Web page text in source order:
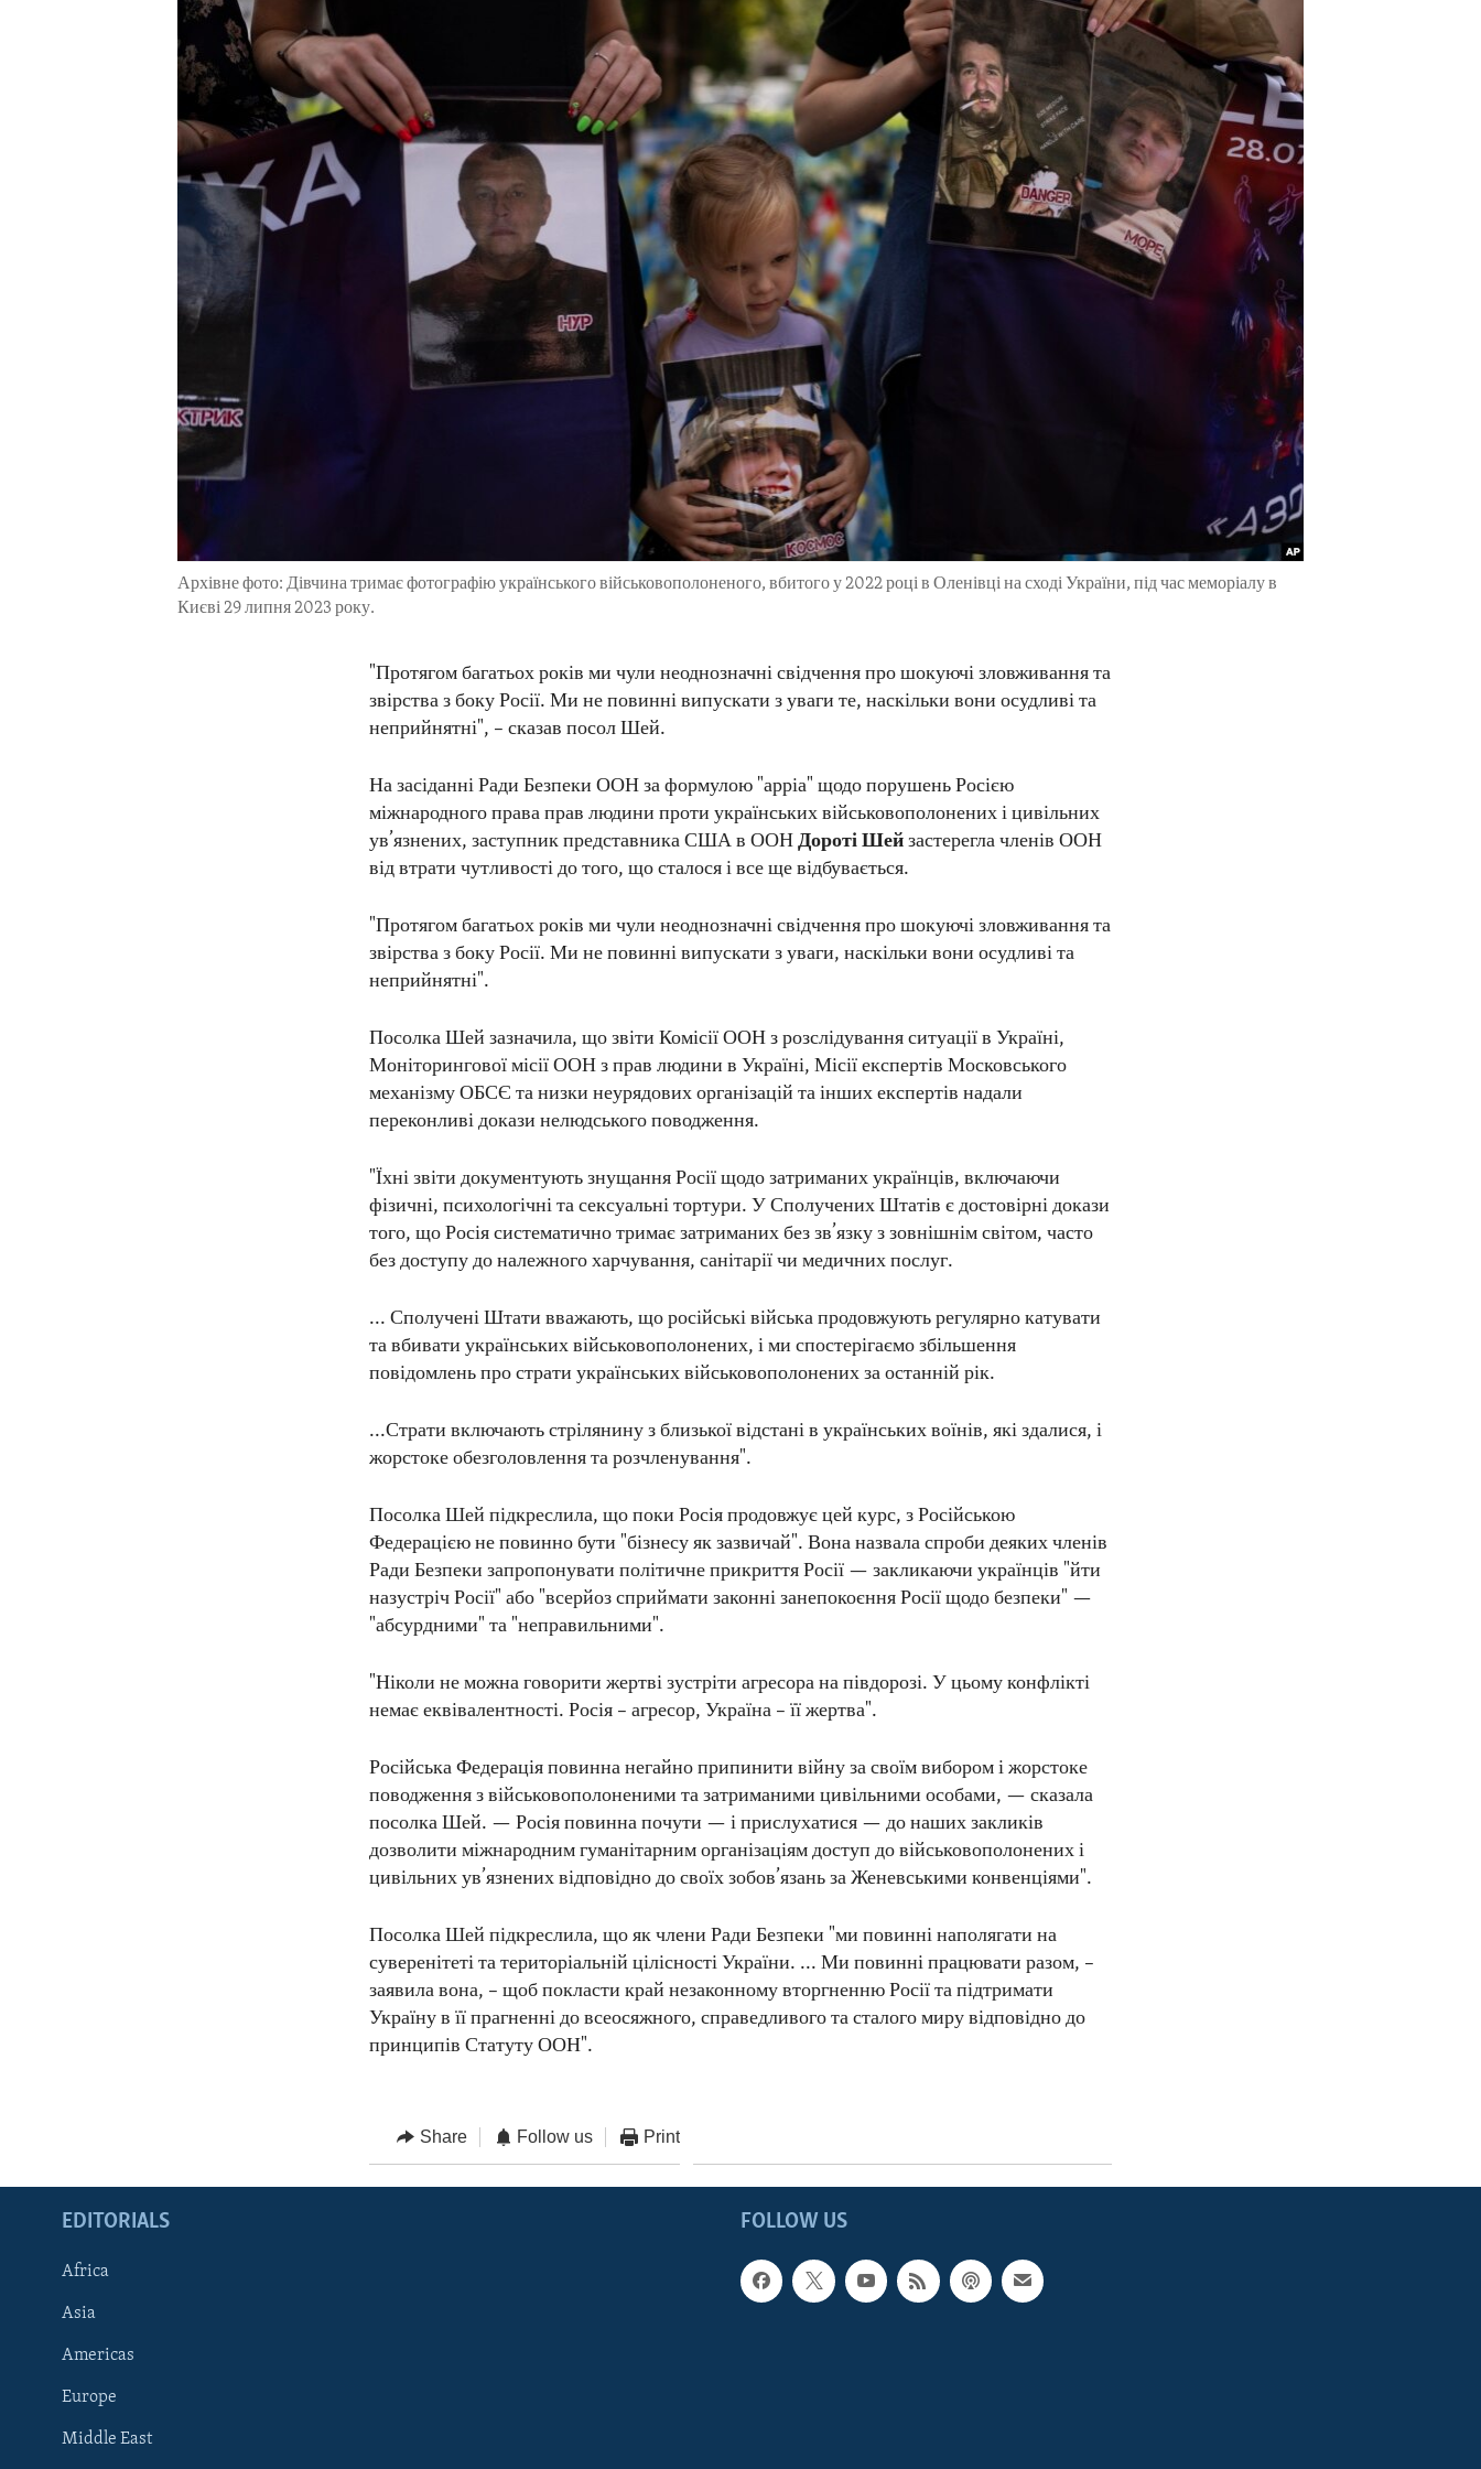
IDEALS AND INSTITUTIONS
Архівне фото: Дівчина тримає фотографію українського військовополоненого, вбитого у 2022 році в Оленівці на сході України, під час меморіалу в
Києві 29 липня 2023 року.
"Протягом багатьох років ми чули неоднозначні свідчення про шокуючі зловживання та
звірства з боку Росії. Ми не повинні випускати з уваги те, наскільки вони осудливі та
неприйнятні", – сказав посол Шей.
На засіданні Ради Безпеки ООН за формулою "арріа" щодо порушень Росією
міжнародного права прав людини проти українських військовополонених і цивільних
ув’язнених, заступник представника США в ООНДороті Шейзастерегла членів ООН
від втрати чутливості до того, що сталося і все ще відбувається.
"Протягом багатьох років ми чули неоднозначні свідчення про шокуючі зловживання та
звірства з боку Росії. Ми не повинні випускати з уваги, наскільки вони осудливі та
неприйнятні".
Посолка Шей зазначила, що звіти Комісії ООН з розслідування ситуації в Україні,
Моніторингової місії ООН з прав людини в Україні, Місії експертів Московського
механізму ОБСЄ та низки неурядових організацій та інших експертів надали
переконливі докази нелюдського поводження.
"Їхні звіти документують знущання Росії щодо затриманих українців, включаючи
фізичні, психологічні та сексуальні тортури. У Сполучених Штатів є достовірні докази
того, що Росія систематично тримає затриманих без зв’язку з зовнішнім світом, часто
без доступу до належного харчування, санітарії чи медичних послуг.
... Сполучені Штати вважають, що російські війська продовжують регулярно катувати
та вбивати українських військовополонених, і ми спостерігаємо збільшення
повідомлень про страти українських військовополонених за останній рік.
...Страти включають стрілянину з близької відстані в українських воїнів, які здалися, і
жорстоке обезголовлення та розчленування".
Посолка Шей підкреслила, що поки Росія продовжує цей курс, з Російською
Федерацією не повинно бути "бізнесу як зазвичай". Вона назвала спроби деяких членів
Ради Безпеки запропонувати політичне прикриття Росії — закликаючи українців "йти
назустріч Росії" або "всерйоз сприймати законні занепокоєння Росії щодо безпеки" —
"абсурдними" та "неправильними".
"Ніколи не можна говорити жертві зустріти агресора на півдорозі. У цьому конфлікті
немає еквівалентності. Росія – агресор, Україна – її жертва".
Російська Федерація повинна негайно припинити війну за своїм вибором і жорстоке
поводження з військовополоненими та затриманими цивільними особами, — сказала
посолка Шей. — Росія повинна почути — і прислухатися — до наших закликів
дозволити міжнародним гуманітарним організаціям доступ до військовополонених і
цивільних ув’язнених відповідно до своїх зобов’язань за Женевськими конвенціями".
Посолка Шей підкреслила, що як члени Ради Безпеки "ми повинні наполягати на
суверенітеті та територіальній цілісності України. ... Ми повинні працювати разом, –
заявила вона, – щоб покласти край незаконному вторгненню Росії та підтримати
Україну в її прагненні до всеосяжного, справедливого та сталого миру відповідно до
принципів Статуту ООН".
Share Follow us Print
FOLLOW US
EDITORIALS
Africa
Asia
Americas
Europe
Middle East